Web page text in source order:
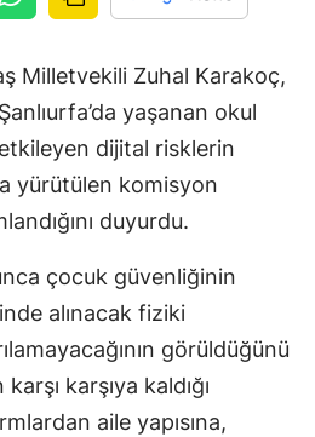
Milletvekili Zuhal Karakoç,
yaşanan okul
dijital risklerin
yürütülen komisyon
duyurdu.
çocuk güvenliğinin
alınacak fiziki
görüldüğünü
karşıya kaldığı
aile yapısına,